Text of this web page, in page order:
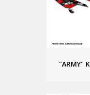
"ARMY"